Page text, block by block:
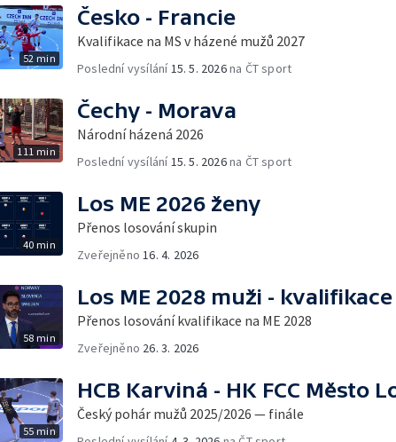
52 min
Česko - Francie
Kvalifikace na MS v házené mužů 2027
Poslední vysílání 15. 5. 2026na ČT sport
111 min
Čechy - Morava
Národní házená 2026
Poslední vysílání 15. 5. 2026na ČT sport
40 min
Los ME 2026 ženy
Přenos losování skupin
Zveřejněno 16. 4. 2026
58 min
Los ME 2028 muži - kvalifikace
Přenos losování kvalifikace na ME 2028
Zveřejněno 26. 3. 2026
55 min
HCB Karviná - HK FCC Město
Český pohár mužů 2025/2026 — finále